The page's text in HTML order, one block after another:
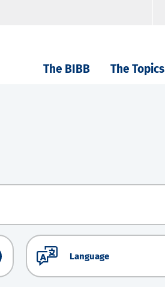
The BIBB The Topics
Language